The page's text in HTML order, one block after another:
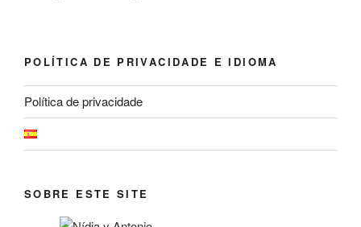
POLÍTICA DE PRIVACIDADE E IDIOMA
Política de privacidade
SOBRE ESTE SITE